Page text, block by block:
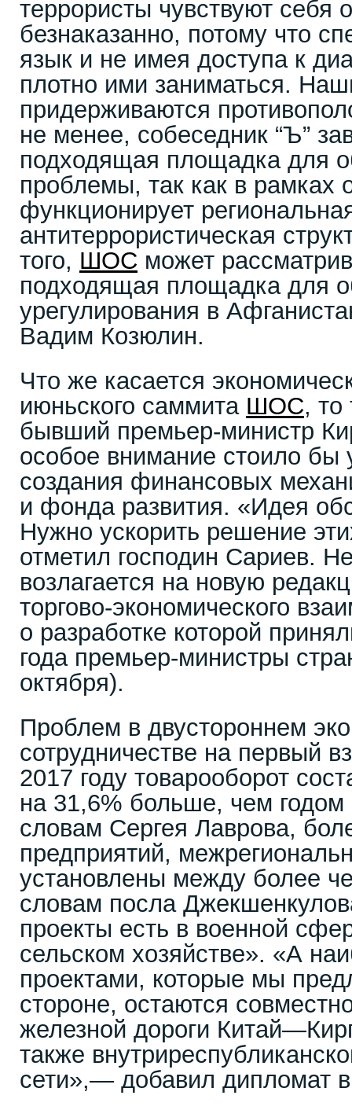
террористы чувствуют себя
безнаказанно, потому что
язык и не имея доступа к
плотно ими заниматься.
придерживаются
не менее, собеседник “Ъ”
подходящая площадка для
проблемы, так как в рамках
функционирует
антитеррористическая
того, ШОС может
подходящая площадка для
урегулирования в
Вадим Козюлин.
Что же касается
июньского саммита ШОС, то
бывший премьер-министр
особое внимание стоило бы
создания финансовых
и фонда развития. «Идея
Нужно ускорить решение
отметил господин Сариев.
возлагается на новую
торгово-экономического
о разработке которой
года премьер-министры
октября).
Проблем в двустороннем
сотрудничестве на первый
2017 году товарооборот
на 31,6% больше, чем годом
словам Сергея Лаврова,
предприятий,
установлены между более
словам посла
проекты есть в военной
сельском хозяйстве». «А
проектами, которые мы
стороне, остаются
железной дороги
также
сети»,— добавил дипломат в